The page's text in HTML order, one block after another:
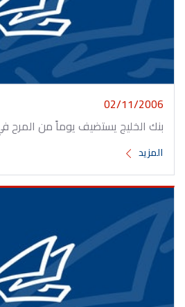
02/11/2006
بنك الخليج يستضيف يوماً من المرح
المزيد